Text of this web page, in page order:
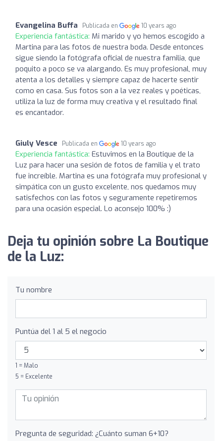
Evangelina Buffa Publicada en 10 years ago
Experiencia fantástica: Mi marido y yo hemos escogido a
Martina para las fotos de nuestra boda. Desde entonces
sigue siendo la fotógrafa oficial de nuestra familia, que
poquito a poco se va alargando. Es muy profesional, muy
atenta a los detalles y siempre capaz de hacerte sentir
como en casa. Sus fotos son a la vez reales y poéticas,
utiliza la luz de forma muy creativa y el resultado final
es encantador.
Giuly Vesce Publicada en 10 years ago
Experiencia fantástica: Estuvimos en la Boutique de la
Luz para hacer una sesión de fotos de familia y el trato
fue increíble. Martina es una fotógrafa muy profesional y
simpática con un gusto excelente, nos quedamos muy
satisfechos con las fotos y seguramente repetiremos
para una ocasión especial. Lo aconsejo 100% :)
Deja tu opinión sobre La Boutique
de la Luz:
Tu nombre
Puntúa del 1 al 5 el negocio
1 = Malo
5 = Excelente
Pregunta de seguridad: ¿Cuánto suman 6+10?